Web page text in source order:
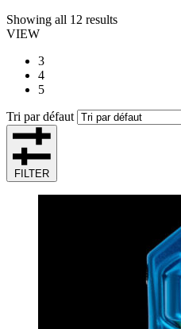
Showing all 12 results
VIEW
3
4
5
Tri par défaut
FILTER